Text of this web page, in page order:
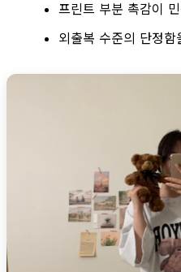
프린트 부분 촉감이
외출복 수준의 단정